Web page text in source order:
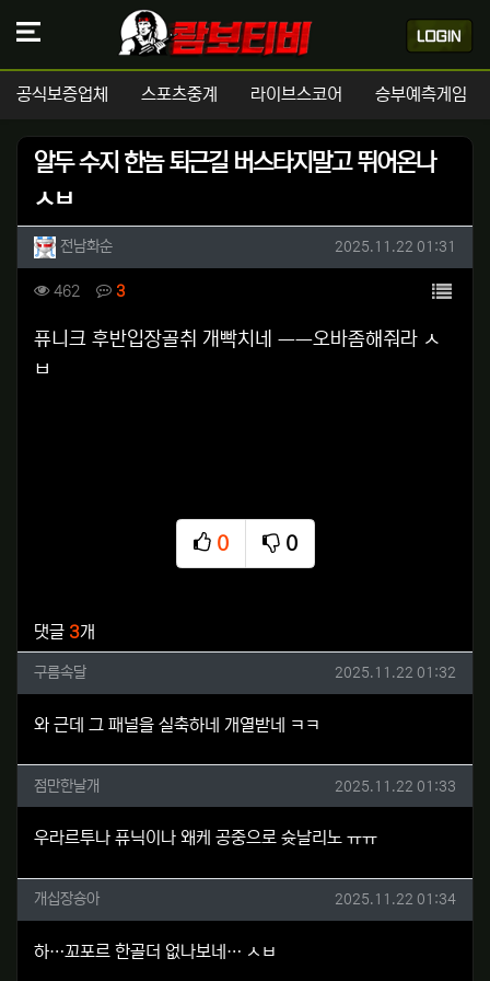
공식보증업체 스포츠중계 라이브스코어 승부예측게임
알두 수지 한놈 퇴근길 버스타지말고 뛰어온나
ㅅㅂ
작성자 정보
전남화순작성 작성일
2025.11.22 01:31
컨텐츠 정보
462 조회 3댓글 목록
본문
퓨니크 후반입장골취 개빡치네 ㅡㅡ오바좀해줘라 ㅅ
ㅂ
0
추천
0
비추천
댓글 3개
구름속달님의 댓글
구름속달 작성일
2025.11.22 01:32
와 근데 그 패널을 실축하네 개열받네 ㅋㅋ
점만한날개님의 댓글
점만한날개 작성일
2025.11.22 01:33
우라르투나 퓨닉이나 왜케 공중으로 슛날리노 ㅠㅠ
개십장숑아님의 댓글
개십장숑아 작성일
2025.11.22 01:34
하…꼬포르 한골더 없나보네… ㅅㅂ